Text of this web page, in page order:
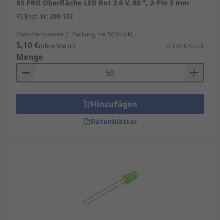
genutzt wird.
Woraus bestehen LEDs?
LEDs bestehen aus nur wenigen Komponenten
Kathode
Einsatzmöglichkeiten von LEDs
Gewerbliche Beleuchtung:
RS PRO Oberfläche LED Rot 2.6 V, 80 °, 2-Pin 3 mm
RS Best.-Nr. 280-132
Zwischensumme (1 Packung mit 50 Stück)
5,10 €(ohne MwSt.) 0,102 €/Stück
Menge
Hinzufügen
Datenblätter